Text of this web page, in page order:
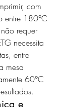
com
entre 180°C
requer
necessita
entre
mesa
60°C
e